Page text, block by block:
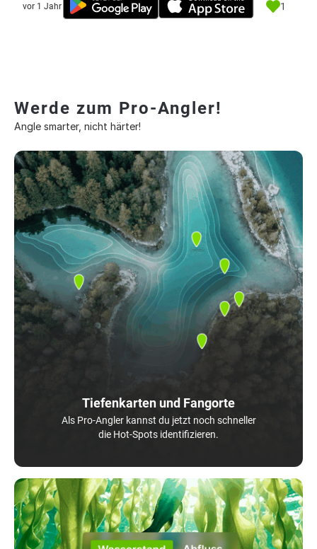
vor 1 Jahr 1
Werde zum Pro-Angler!
Angle smarter, nicht härter!
Tiefenkarten und Fangorte
Als Pro-Angler kannst du jetzt noch schneller
die Hot-Spots identifizieren.